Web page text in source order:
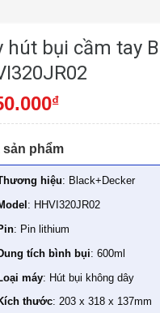
hút bụi cầm tay
₫
sản phẩm
hiệu: Black+Decker
: HHVI320JR02
: Pin lithium
tích bình bụi: 600ml
máy: Hút bụi không dây
thước: 203 x 318 x 137mm